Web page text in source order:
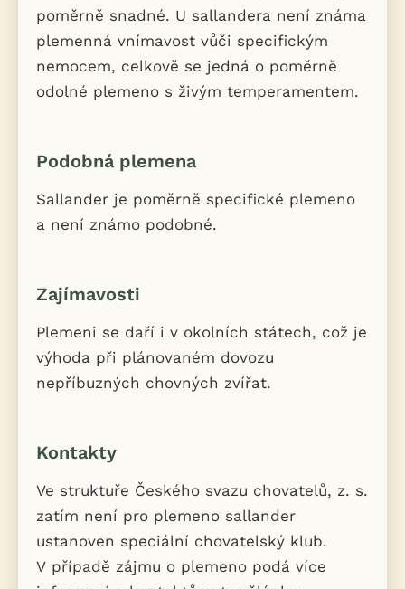
poměrně snadné. U sallandera není známa
plemenná vnímavost vůči specifickým
nemocem, celkově se jedná o poměrně
odolné plemeno s živým temperamentem.
Podobná plemena
Sallander je poměrně specifické plemeno
a není známo podobné.
Zajímavosti
Plemeni se daří i v okolních státech, což je
výhoda při plánovaném dovozu
nepříbuzných chovných zvířat.
Kontakty
Ve struktuře Českého svazu chovatelů, z. s.
zatím není pro plemeno sallander
ustanoven speciální chovatelský klub.
V případě zájmu o plemeno podá více